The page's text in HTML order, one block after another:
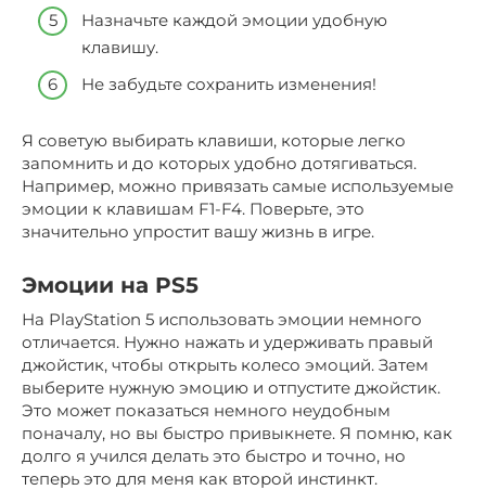
Назначьте каждой эмоции удобную
клавишу.
Не забудьте сохранить изменения!
Я советую выбирать клавиши, которые легко
запомнить и до которых удобно дотягиваться.
Например, можно привязать самые используемые
эмоции к клавишам F1-F4. Поверьте, это
значительно упростит вашу жизнь в игре.
Эмоции на PS5
На PlayStation 5 использовать эмоции немного
отличается. Нужно нажать и удерживать правый
джойстик, чтобы открыть колесо эмоций. Затем
выберите нужную эмоцию и отпустите джойстик.
Это может показаться немного неудобным
поначалу, но вы быстро привыкнете. Я помню, как
долго я учился делать это быстро и точно, но
теперь это для меня как второй инстинкт.